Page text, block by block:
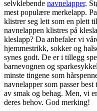
selvklebende navnelapper.
mest populære merkelapp.
klistrer seg lett som en plett
navnelappen klistres på
kleslapp? Da anbefaler vi
hjemmestrikk, sokker og
synes godt. De er i tillegg
barnevognen og
minste tingene som
navnelapper som passer
av smak og behag. Men, vi
deres behov. God merking!